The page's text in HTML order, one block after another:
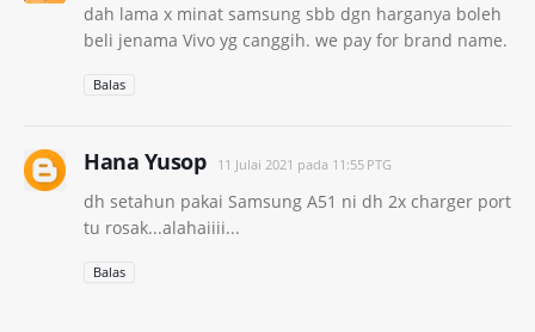
dah lama x minat samsung sbb dgn harganya boleh
beli jenama Vivo yg canggih. we pay for brand name.
Balas
Hana Yusop 11 Julai 2021 pada 11:55 PTG
dh setahun pakai Samsung A51 ni dh 2x charger port
tu rosak...alahaiiii...
Balas